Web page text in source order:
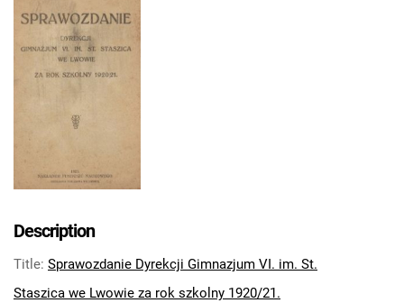
Description
Title: Sprawozdanie Dyrekcji Gimnazjum VI. im. St.
Staszica we Lwowie za rok szkolny 1920/21.